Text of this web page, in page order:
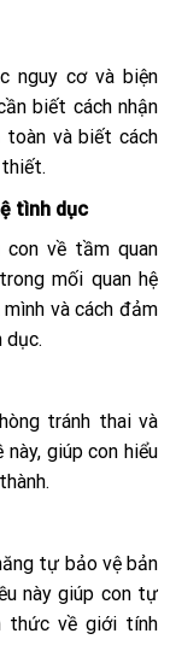
nguy cơ và biện
biết cách nhận
toàn và biết cách
tình dục
về tầm quan
mối quan hệ
và cách đảm
dục.
tránh thai và
giúp con hiểu
tự bảo vệ bản
này giúp con tự
thức về giới tính